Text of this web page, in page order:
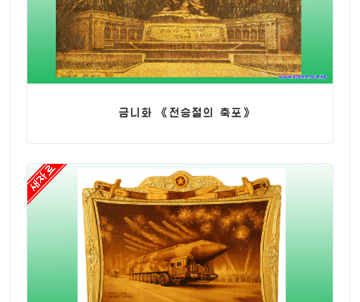
금니화 《전승절의 축포》